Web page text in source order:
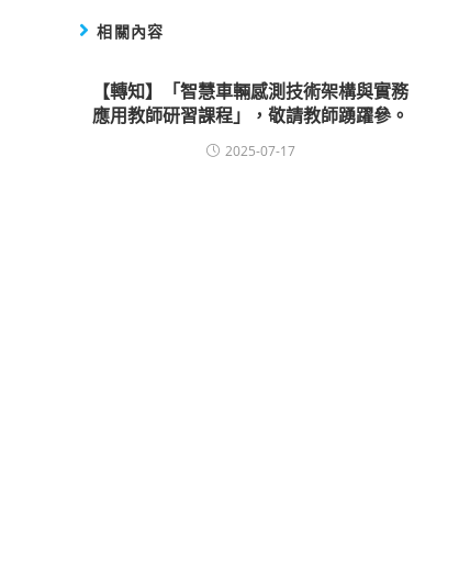
相關內容
【轉知】「智慧車輛感測技術架構與實務
應用教師研習課程」，敬請教師踴躍參。
2025-07-17